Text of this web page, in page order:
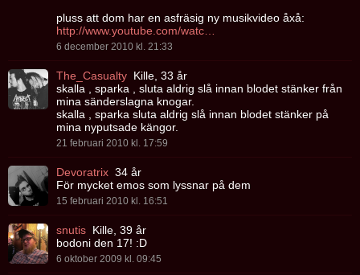
pluss att dom har en asfräsig ny musikvideo åxå:
http://www.youtube.com/watch?v=kA8xCKsLlHQ&feature=related
6 december 2010 kl. 21:33
The_Casualty Kille, 33 år
skalla , sparka , sluta aldrig slå innan blodet stänker från
mina sänderslagna knogar.
skalla , sparka sluta aldrig slå innan blodet stänker på
mina nyputsade kängor.
21 februari 2010 kl. 17:59
Devoratrix 34 år
För mycket emos som lyssnar på dem
15 februari 2010 kl. 16:51
snutis Kille, 39 år
bodoni den 17! :D
6 oktober 2009 kl. 09:45